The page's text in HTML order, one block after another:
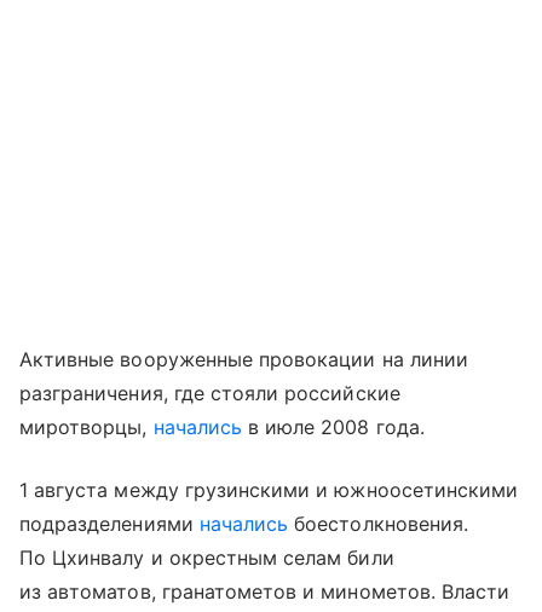
Активные вооруженные провокации на линии
разграничения, где стояли российские
миротворцы, начались в июле 2008 года.
1 августа между грузинскими и южноосетинскими
подразделениями начались боестолкновения.
По Цхинвалу и окрестным селам били
из автоматов, гранатометов и минометов. Власти